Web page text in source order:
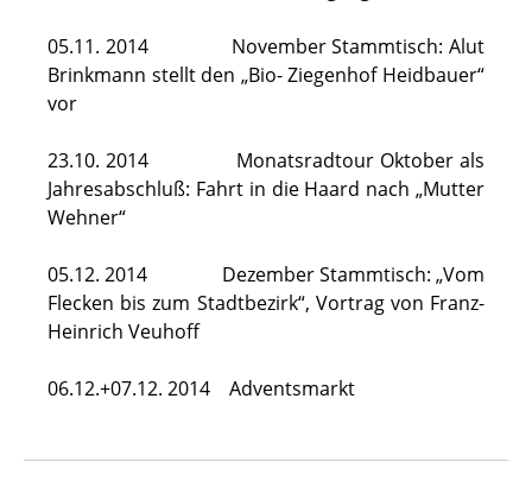
05.11. 2014 November Stammtisch: Alut
Brinkmann stellt den „Bio- Ziegenhof Heidbauer“
vor
23.10. 2014 Monatsradtour Oktober als
Jahresabschluß: Fahrt in die Haard nach „Mutter
Wehner“
05.12. 2014 Dezember Stammtisch: „Vom
Flecken bis zum Stadtbezirk“, Vortrag von Franz-
Heinrich Veuhoff
06.12.+07.12. 2014 Adventsmarkt